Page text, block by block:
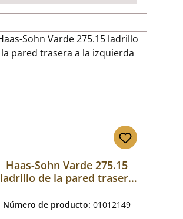
Haas-Sohn Varde 275.15
ladrillo de la pared trasera
Número de producto:01012149